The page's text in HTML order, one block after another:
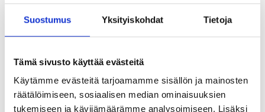
Suostumus Yksityiskohdat Tietoja
Tämä sivusto käyttää evästeitä
Käytämme evästeitä tarjoamamme sisällön ja mainosten
räätälöimiseen, sosiaalisen median ominaisuuksien
tukemiseen ja kävijämäärämme analysoimiseen. Lisäksi
See the route on the map